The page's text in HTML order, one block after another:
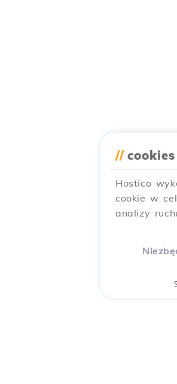
// cookies
Hostico
cookie w
analizy